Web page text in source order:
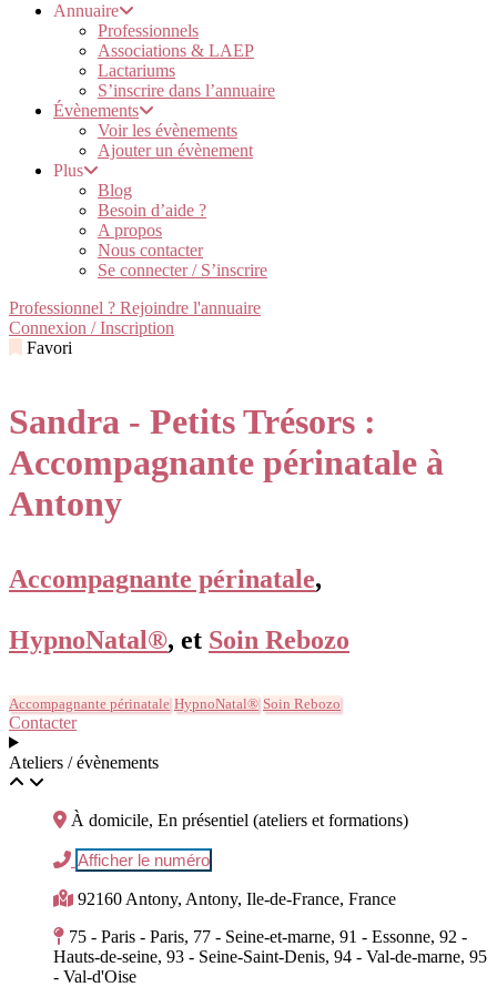
Annuaire
Professionnels
Associations & LAEP
Lactariums
S’inscrire dans l’annuaire
Évènements
Voir les évènements
Ajouter un évènement
Plus
Blog
Besoin d’aide ?
A propos
Nous contacter
Se connecter / S’inscrire
Professionnel ? Rejoindre l'annuaire
Connexion / Inscription
Favori
Sandra - Petits Trésors :
Accompagnante périnatale à
Antony
Accompagnante périnatale,
HypnoNatal®, et Soin Rebozo
Accompagnante périnatale HypnoNatal® Soin Rebozo
Contacter
Ateliers / évènements
À domicile, En présentiel (ateliers et formations)
Afficher le numéro
92160 Antony, Antony, Ile-de-France, France
75 - Paris - Paris, 77 - Seine-et-marne, 91 - Essonne, 92 -
Hauts-de-seine, 93 - Seine-Saint-Denis, 94 - Val-de-marne, 95
- Val-d'Oise